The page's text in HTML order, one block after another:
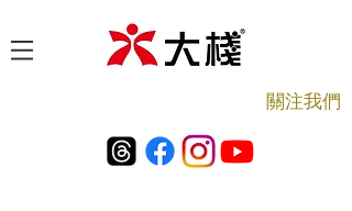
​關注我們